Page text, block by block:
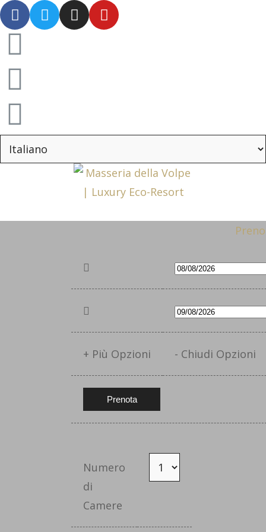
+ Più Opzioni - Chiudi Opzioni
Numero
di
Camere